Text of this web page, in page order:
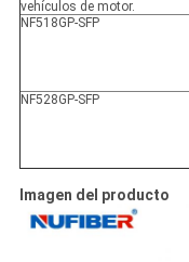
vehículos de motor.
NF518GP-SFP
NF528GP-SFP
Imagen del producto